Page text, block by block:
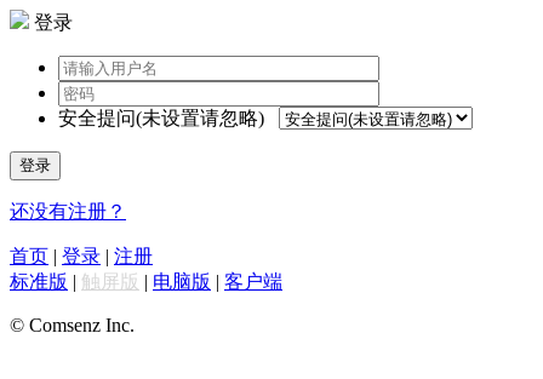
登录
安全提问(未设置请忽略)
登录
还没有注册？
首页 | 登录 | 注册
标准版 | 触屏版 | 电脑版 | 客户端
© Comsenz Inc.